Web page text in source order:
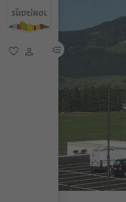
menu link